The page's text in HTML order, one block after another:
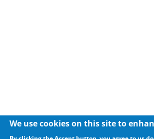
We use cookies on this site to